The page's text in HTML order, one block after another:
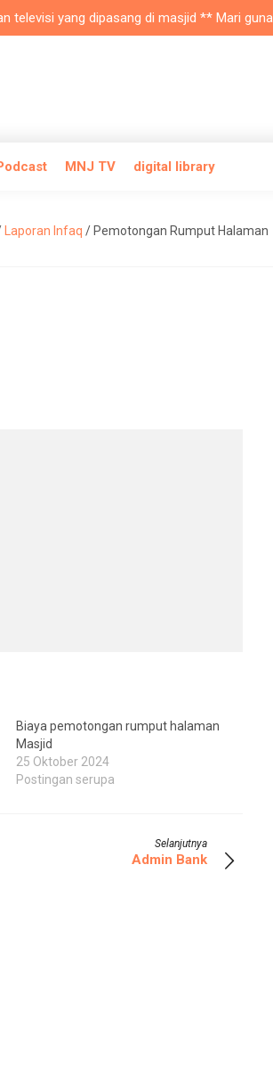
yang dipasang di masjid ** Mari
MNJ TV digital library
Laporan Infaq / Pemotongan Rumput Halaman
Biaya pemotongan rumput halaman
Masjid
25 Oktober 2024
Postingan serupa
Selanjutnya
Admin Bank